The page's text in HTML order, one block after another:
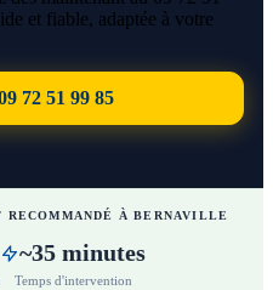
et fiable, adaptée à votre
72 51 99 85
RECOMMANDÉ À BERNAVILLE
~35 minutes
Temps d'intervention